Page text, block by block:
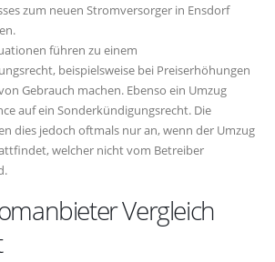
zum neuen Stromversorger in Ensdorf
führen zu einem
beispielsweise bei Preiserhöhungen
Gebrauch machen. Ebenso ein Umzug
auf ein Sonderkündigungsrecht. Die
dies jedoch oftmals nur an, wenn der Umzug
welcher nicht vom Betreiber
Vergleich